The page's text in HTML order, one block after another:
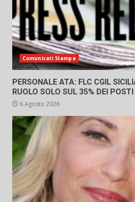
Comunicati Stampa
PERSONALE ATA: FLC CGIL
RUOLO SOLO SUL 35% DEI POSTI
6 Agosto 2026